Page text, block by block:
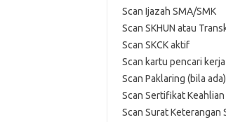
Scan Ijazah SMA/SMK
Scan SKHUN atau
Scan SKCK aktif
Scan kartu pencari
Scan Paklaring (bila ada)
Scan Sertifikat Keahlian
Scan Surat Keterangan